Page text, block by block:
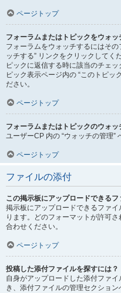
ページトップ
フォーラムまたはトピックをウォッ
フォーラムをウォッチするにはそ
ッチする” リンクをクリックしてく
ピックに返信する時に該当のチェ
ピック表示ページ内の “このトピッ
ださい。
ページトップ
フォーラムまたはトピックのウォッ
ユーザーCP 内の “ウォッチの管理”
ページトップ
ファイルの添付
この掲示板にアップロードできるフ
掲示板にアップロードできるファ
ります。どのフォーマットが許可
合わせください。
ページトップ
投稿した添付ファイルを探すには？
自身がアップロードした添付ファ
き、添付ファイルの管理セクション